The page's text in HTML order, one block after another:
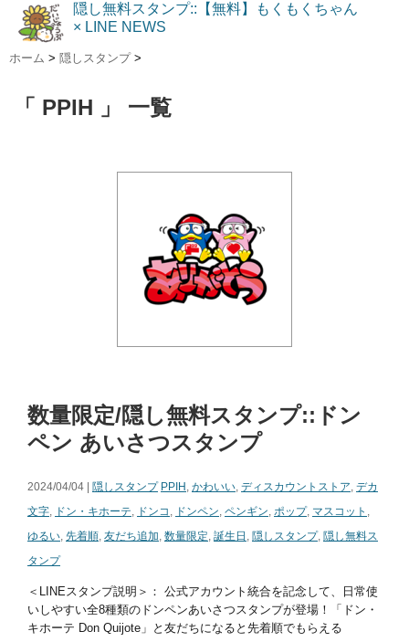
隠し無料スタンプ::【無料】もくもくちゃん
× LINE NEWS
ホーム > 隠しスタンプ >
「 PPIH 」 一覧
数量限定/隠し無料スタンプ::ドン
ペン あいさつスタンプ
2024/04/04 | 隠しスタンプ PPIH , かわいい, ディスカウントストア, デカ
文字, ドン・キホーテ, ドンコ , ドンペン, ペンギン, ポップ, マスコット ,
ゆるい, 先着順, 友だち追加, 数量限定, 誕生日 , 隠しスタンプ, 隠し無料ス
タンプ
＜LINEスタンプ説明＞： 公式アカウント統合を記念して、日常使
いしやすい全8種類のドンペンあいさつスタンプが登場！「ドン・
キホーテ Don Quijote」と友だちになると先着順でもらえる